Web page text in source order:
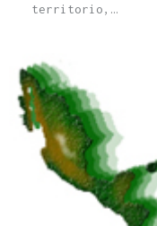
territorio,…